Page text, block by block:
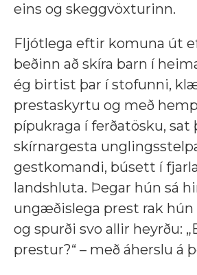
eins og skeggvöxturinn.
Fljótlega eftir komuna út
beðinn að skíra barn í
ég birtist þar í stofunni,
prestaskyrtu og með
pípukraga í ferðatösku, sat
skírnargesta
gestkomandi, búsett í
landshluta. Þegar hún sá
ungæðislega prest rak
og spurði svo allir heyrðu:
prestur?“ – með áherslu á